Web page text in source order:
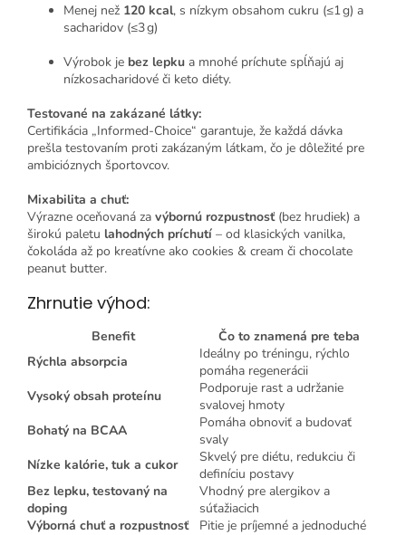
Menej než 120 kcal, s nízkym obsahom cukru (≤1 g) a
sacharidov (≤3 g)
Výrobok je bez lepku a mnohé príchute spĺňajú aj
nízkosacharidové či keto diéty.
Testované na zakázané látky:
Certifikácia „Informed‑Choice“ garantuje, že každá dávka
prešla testovaním proti zakázaným látkam, čo je dôležité pre
ambicióznych športovcov.
Mixabilita a chuť:
Výrazne oceňovaná za výbornú rozpustnosť(bez hrudiek) a
širokú paletu lahodných príchutí – od klasických vanilka,
čokoláda až po kreatívne ako cookies & cream či chocolate
peanut butter.
Zhrnutie výhod:
Benefit
Čo to znamená pre teba
Rýchla absorpcia
Ideálny po tréningu, rýchlo
pomáha regenerácii
Vysoký obsah proteínu
Podporuje rast a udržanie
svalovej hmoty
Bohatý na BCAA
Pomáha obnoviť a budovať
svaly
Nízke kalórie, tuk a cukor
Skvelý pre diétu, redukciu či
definíciu postavy
Bez lepku, testovaný na
doping
Vhodný pre alergikov a
súťažiacich
Výborná chuť a rozpustnosť
Pitie je príjemné a jednoduché